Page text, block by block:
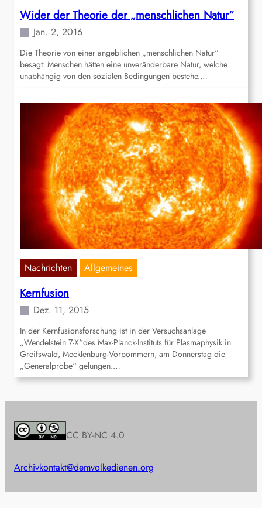
Wider der Theorie der „menschlichen Natur“
Jan. 2, 2016
Die Theorie von einer angeblichen „menschlichen Natur“
besagt: Menschen hätten eine unveränderbare Natur, welche
unabhängig von den sozialen Bedingungen bestehe.…
Nachrichten Allgemeines
Kernfusion
Dez. 11, 2015
In der Kernfusionsforschung ist in der Versuchsanlage
„Wendelstein 7-X“des Max-Planck-Instituts für Plasmaphysik in
Greifswald, Mecklenburg-Vorpommern, am Donnerstag die
„Generalprobe“ gelungen.…
CC BY-NC 4.0
Archivkontakt@demvolkedienen.org